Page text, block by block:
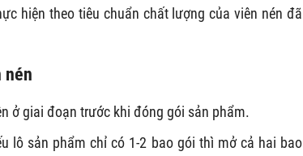
hiện theo tiêu chuẩn chất lượng của viên nén đã
nén
ở giai đoạn trước khi đóng gói sản phẩm.
lô sản phẩm chỉ có 1-2 bao gói thì mở cả hai bao